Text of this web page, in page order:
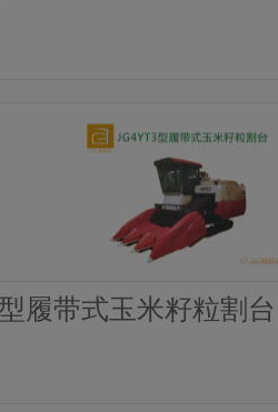
履带式玉米籽粒割台